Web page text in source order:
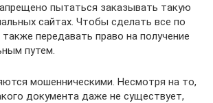
пытаться заказывать такую
сайтах. Чтобы сделать все по
передавать право на получение
путем.
мошенническими. Несмотря на то,
документа даже не существует,